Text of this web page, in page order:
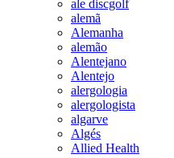
ale discgolf
alemã
Alemanha
alemão
Alentejano
Alentejo
alergologia
alergologista
algarve
Algés
Allied Health